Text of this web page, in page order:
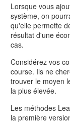
Lorsque vous
système, on
qu'elle permette
résultat d'une
cas.
Considérez vos
course. Ils ne
trouver le moyen
la plus élevée.
Les méthodes
la première